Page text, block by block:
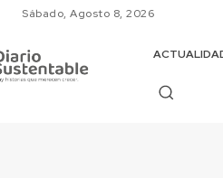
Sábado, Agosto 8, 2026